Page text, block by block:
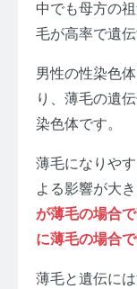
中でも母方の
毛が高率で遺
男性の性染色
り、薄毛の遺
染色体です。
薄毛になりや
よる影響が大
が薄毛の場合
に薄毛の場合
薄毛と遺伝に